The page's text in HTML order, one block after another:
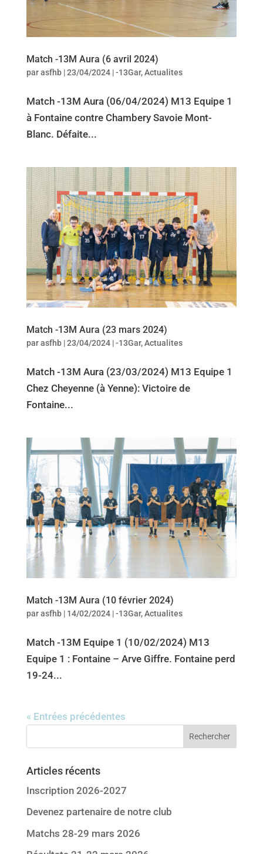
Match -13M Aura (6 avril 2024)
parasfhb|23/04/2024|-13Gar,Actualites
Match -13M Aura (06/04/2024) M13 Equipe 1
à Fontaine contre Chambery Savoie Mont-
Blanc. Défaite...
Match -13M Aura (23 mars 2024)
parasfhb|23/04/2024|-13Gar,Actualites
Match -13M Aura (23/03/2024) M13 Equipe 1
Chez Cheyenne (à Yenne): Victoire de
Fontaine...
Match -13M Aura (10 février 2024)
parasfhb| 14/02/2024|-13Gar,Actualites
Match -13M Equipe 1 (10/02/2024) M13
Equipe 1 : Fontaine – Arve Giffre. Fontaine perd
19-24...
« Entrées précédentes
Articles récents
Inscription 2026-2027
Devenez partenaire de notre club
Matchs 28-29 mars 2026